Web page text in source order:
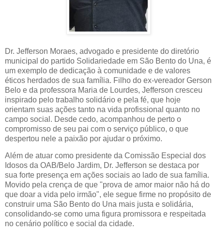
Dr. Jefferson Moraes, advogado e presidente do diretório
municipal do partido Solidariedade em São Bento do Una, é
um exemplo de dedicação à comunidade e de valores
éticos herdados de sua família. Filho do ex-vereador Gerson
Belo e da professora Maria de Lourdes, Jefferson cresceu
inspirado pelo trabalho solidário e pela fé, que hoje
orientam suas ações tanto na vida profissional quanto no
campo social. Desde cedo, acompanhou de perto o
compromisso de seu pai com o serviço público, o que
despertou nele a paixão por ajudar o próximo.
Além de atuar como presidente da Comissão Especial dos
Idosos da OAB/Belo Jardim, Dr. Jefferson se destaca por
sua forte presença em ações sociais ao lado de sua família.
Movido pela crença de que "prova de amor maior não há do
que doar a vida pelo irmão", ele segue firme no propósito de
construir uma São Bento do Una mais justa e solidária,
consolidando-se como uma figura promissora e respeitada
no cenário político e social da cidade.